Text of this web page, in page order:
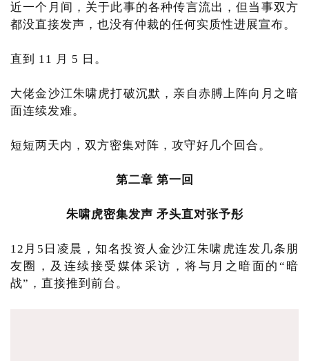
近一个月间，关于此事的各种传言流出，但当事双方
都没直接发声，也没有仲裁的任何实质性进展宣布。
直到 11 月 5 日。
大佬金沙江朱啸虎打破沉默，亲自赤膊上阵向月之暗
面连续发难。
短短两天内，双方密集对阵，攻守好几个回合。
第二章 第一回
朱啸虎密集发声 矛头直对张予彤
12月5日凌晨，知名投资人金沙江朱啸虎连发几条朋
友圈，及连续接受媒体采访，将与月之暗面的“暗
战”，直接推到前台。